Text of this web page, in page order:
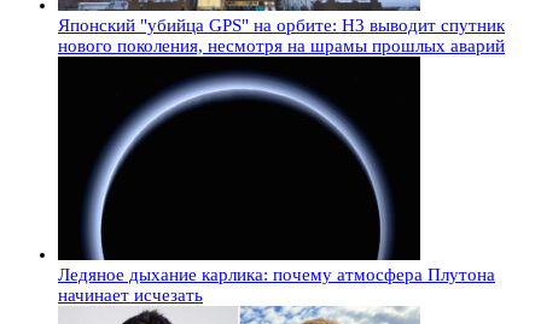
Японский "убийца GPS" на орбите: H3 выводит спутник
нового поколения, несмотря на шрамы прошлых аварий
Ледяное дыхание карлика: почему атмосфера Плутона
начинает исчезать